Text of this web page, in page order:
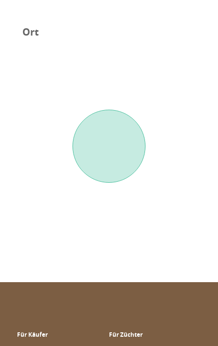
Ort
Für Käufer Für Züchter